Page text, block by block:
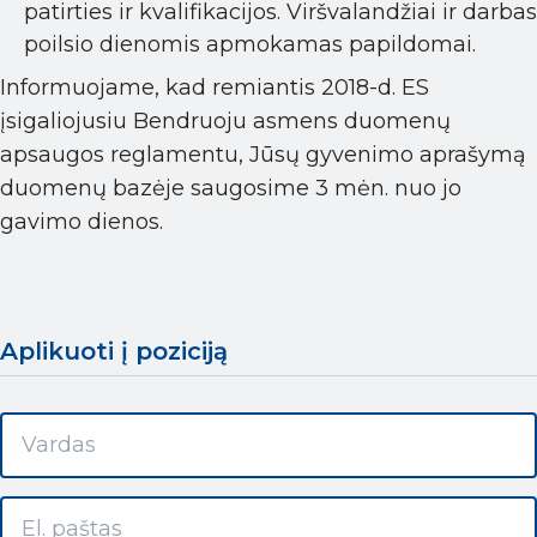
patirties ir kvalifikacijos. Viršvalandžiai ir darbas
poilsio dienomis apmokamas papildomai.
Informuojame, kad remiantis 2018-d. ES
įsigaliojusiu Bendruoju asmens duomenų
apsaugos reglamentu, Jūsų gyvenimo aprašymą
duomenų bazėje saugosime 3 mėn. nuo jo
gavimo dienos.
Aplikuoti į poziciją